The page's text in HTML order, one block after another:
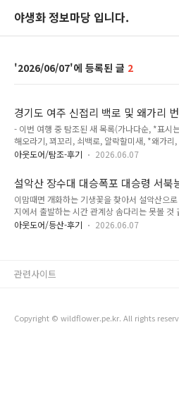
야생화 정보마당 입니다.
2026/06/07 2
경기도 여주 신접리 백로 및 왜가리
기념물 209호], 금당천 탐조 - 검은댕
꾀꼬리, 쇠백로, 찌르레기, 황로
- 이번 여행 중 탐조된 새 목록(가나다순, *표시
해오라기, 꾀꼬리, 쇠백로, 알락할미새, *왜가리
로, 찌르레기, 황로 : 9종 오늘은 현충일입니다.
지랑이의 방해가 시작되었지만 할 수 있어! 중백
롭 사진입니다. 왜가리 - 크롭 사진입니다. 중대
끼. 크롭 사진입니다. 새끼들이 제법 야무지게
황로 - 번식깃. 크롭 사진입니다. 중대백로 - 번
니다. 중대백로 - 번식깃, 새끼. 크롭 사진입니다.
아웃도어/탐조-후기 2026.06.07
설악산 장수대 대승폭포 대승령 서북
기생꽃 개화 (2026-06-05)
이맘때면 개화하는 기생꽃을 찾아서 설악산으
지에서 출발하는 시간 관계상 솜다리는 못볼 것
서 첫차 못타고 7시 30분 버스를 이용합니다.동
근데 바람이 심상치 않네요... 가리봉, 주걱봉, 삼
꿩의다리 쥐오줌풀 인가목(산해당화) - 향은 없습
아웃도어/등산-후기 2026.06.07
Copyright © wildflower.pe.kr. All rights
관련사이트